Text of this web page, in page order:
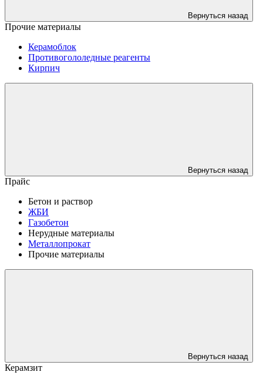
Вернуться назад
Прочие материалы
Керамоблок
Противогололедные реагенты
Кирпич
Вернуться назад
Прайс
Бетон и раствор
ЖБИ
Газобетон
Нерудные материалы
Металлопрокат
Прочие материалы
Вернуться назад
Керамзит